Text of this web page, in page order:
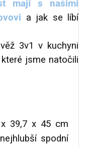
mají s našimi
a jak se líbí
3v1 v kuchyni
které jsme natočili
39,7 x 45 cm
spodní